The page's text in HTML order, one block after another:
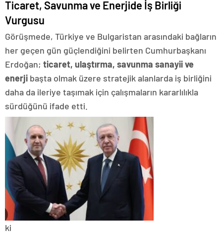
​Ticaret, Savunma ve Enerjide İş Birliği
Vurgusu
​Görüşmede, Türkiye ve Bulgaristan arasındaki bağların
her geçen gün güçlendiğini belirten Cumhurbaşkanı
Erdoğan; ticaret, ulaştırma, savunma sanayii ve
enerji başta olmak üzere stratejik alanlarda iş birliğini
daha da ileriye taşımak için çalışmaların kararlılıkla
sürdüğünü ifade etti.
ki